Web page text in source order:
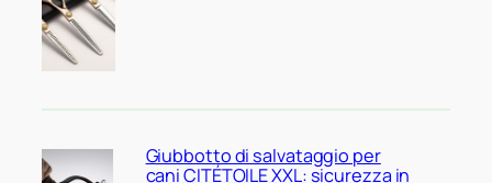
Giubbotto di salvataggio per
cani CITÉTOILE XXL: sicurezza in